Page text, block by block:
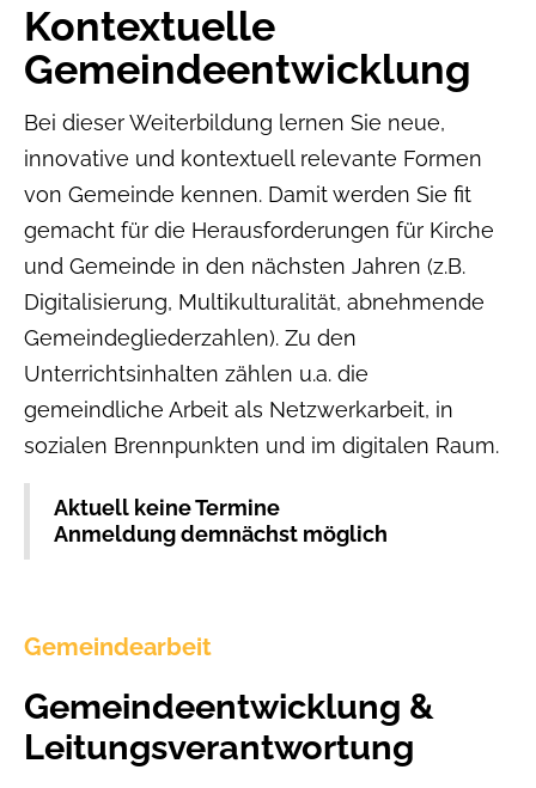
Kontextuelle
Gemeindeentwicklung
Bei dieser Weiterbildung lernen Sie neue,
innovative und kontextuell relevante Formen
von Gemeinde kennen. Damit werden Sie fit
gemacht für die Herausforderungen für Kirche
und Gemeinde in den nächsten Jahren (z.B.
Digitalisierung, Multikulturalität, abnehmende
Gemeindegliederzahlen). Zu den
Unterrichtsinhalten zählen u.a. die
gemeindliche Arbeit als Netzwerkarbeit, in
sozialen Brennpunkten und im digitalen Raum.
Aktuell keine Termine
Anmeldung demnächst möglich
Gemeindearbeit
Gemeindeentwicklung &
Leitungsverantwortung